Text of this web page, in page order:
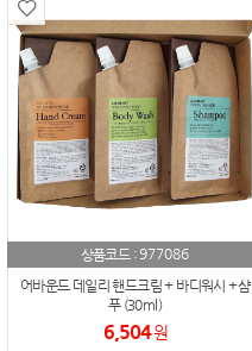
상품코드 :977086
어바운드 데일리 핸드크림 + 바디워시 +샴
푸 (30ml)
6,504원